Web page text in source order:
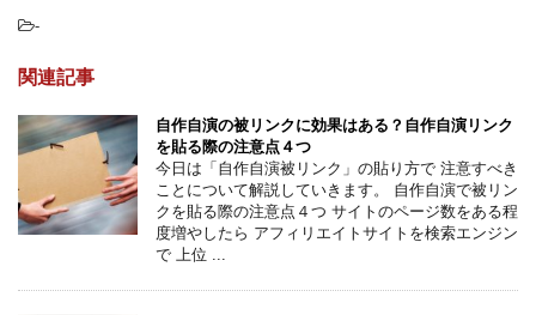
-
関連記事
自作自演の被リンクに効果はある？自作自演リンク
を貼る際の注意点４つ
今日は「自作自演被リンク」の貼り方で 注意すべき
ことについて解説していきます。 自作自演で被リン
クを貼る際の注意点４つ サイトのページ数をある程
度増やしたら アフィリエイトサイトを検索エンジン
で 上位 ...